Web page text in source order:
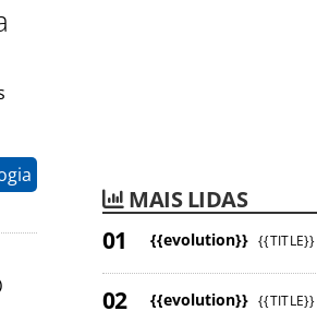
MAIS LIDAS
{{evolution}} {{TITLE}}
{{evolution}} {{TITLE}}